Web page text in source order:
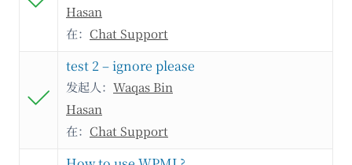
Hasan
在： Chat Support
test 2 – ignore please
发起人： Waqas Bin
Hasan
在： Chat Support